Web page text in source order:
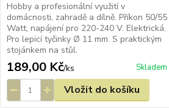
Hobby a profesionální využití v
domácnosti, zahradě a dílně. Příkon 50/55
Watt, napájení pro 220-240 V. Elektrická.
Pro lepicí tyčinky Ø 11 mm. S praktickým
stojánkem na stůl.
189,00 Kč/ks Skladem
Vložit do košíku